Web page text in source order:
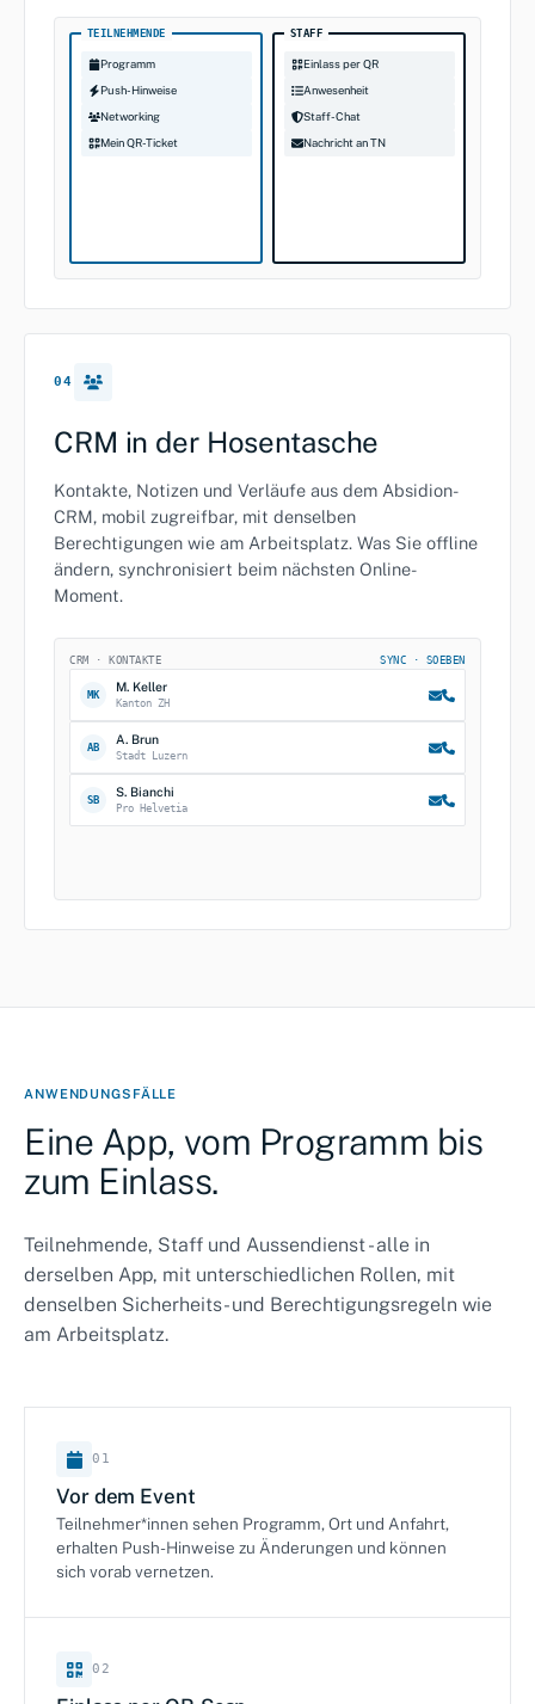
TEILNEHMENDE
Programm
Push-Hinweise
Networking
Mein QR-Ticket
STAFF
Einlass per QR
Anwesenheit
Staff-Chat
Nachricht an TN
04
CRM in der Hosentasche
Kontakte, Notizen und Verläufe aus dem Absidion-
CRM, mobil zugreifbar, mit denselben
Berechtigungen wie am Arbeitsplatz. Was Sie offline
ändern, synchronisiert beim nächsten Online-
Moment.
CRM · KONTAKTE SYNC · SOEBEN
MK
M. Keller
Kanton ZH
AB
A. Brun
Stadt Luzern
SB
S. Bianchi
Pro Helvetia
ANWENDUNGSFÄLLE
Eine App, vom Programm bis
zum Einlass.
Teilnehmende, Staff und Aussendienst - alle in
derselben App, mit unterschiedlichen Rollen, mit
denselben Sicherheits- und Berechtigungsregeln wie
am Arbeitsplatz.
01
Vor dem Event
Teilnehmer*innen sehen Programm, Ort und Anfahrt,
erhalten Push-Hinweise zu Änderungen und können
sich vorab vernetzen.
02